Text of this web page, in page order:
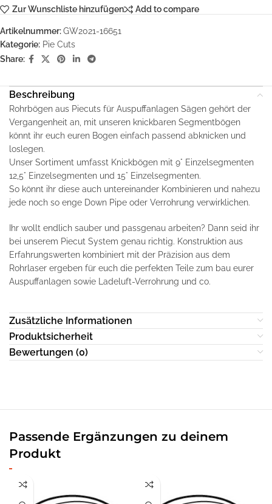
Zur Wunschliste hinzufügen Add to compare
Artikelnummer:GW2021-16651
Kategorie: Pie Cuts
Share:
Beschreibung
Rohrbögen aus Piecuts für Auspuffanlagen Sägen gehört der
Vergangenheit an, mit unseren knickbaren Segmentbögen
könnt ihr euch euren Bogen einfach passend abknicken und
loslegen.
Unser Sortiment umfasst Knickbögen mit 9° Einzelsegmenten
12,5° Einzelsegmenten und 15° Einzelsegmenten.
So könnt ihr diese auch untereinander Kombinieren und nahezu
jede noch so enge Down Pipe oder Verrohrung verwirklichen.
Ihr wollt endlich sauber und passgenau arbeiten? Dann seid ihr
bei unserem Piecut System genau richtig. Konstruktion aus
Erfahrungswerten kombiniert mit der Präzision aus dem
Rohrlaser ergeben für euch die perfekten Teile zum bau eurer
Auspuffanlagen sowie Ladeluft-Verrohrung und co.
Zusätzliche Informationen
Produktsicherheit
Bewertungen (0)
Passende Ergänzungen zu deinem
Produkt